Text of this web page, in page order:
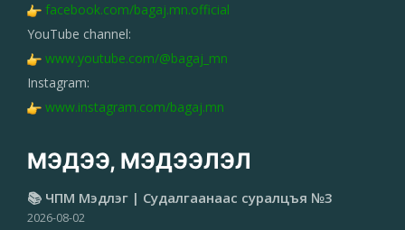
facebook.com/bagaj.mn.official
YouTube channel:
www.youtube.com/@bagaj_mn
Instagram:
www.instagram.com/bagaj.mn
МЭДЭЭ, МЭДЭЭЛЭЛ
📚 ЧПМ Мэдлэг | Судалгаанаас суралцъя №3
2026-08-02